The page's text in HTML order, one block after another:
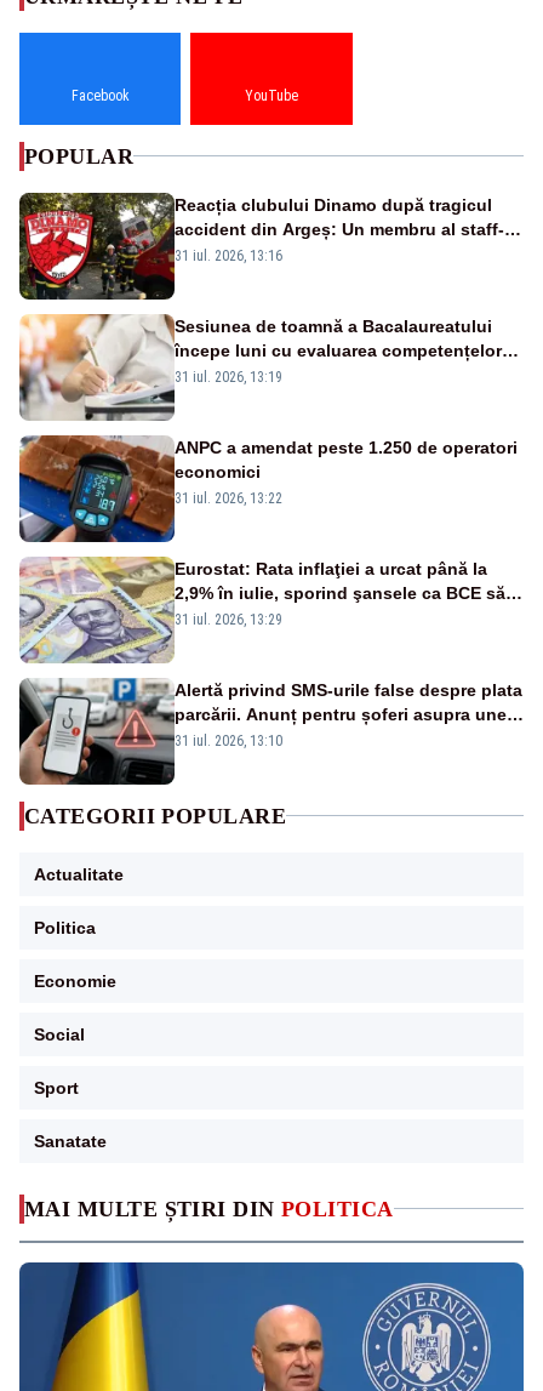
MAI MULTE ȘTIRI DIN POLITICA
Facebook YouTube
POPULAR
Reacția clubului Dinamo după tragicul
accident din Argeș: Un membru al staff-
ului medical a murit, antrenorul Adrian
31 iul. 2026, 13:16
Sesiunea de toamnă a Bacalaureatului
începe luni cu evaluarea competențelor
orale la Limba română
31 iul. 2026, 13:19
ANPC a amendat peste 1.250 de operatori
economici
31 iul. 2026, 13:22
Eurostat: Rata inflaţiei a urcat până la
2,9% în iulie, sporind şansele ca BCE să
majoreze dobânda
31 iul. 2026, 13:29
Alertă privind SMS-urile false despre plata
parcării. Anunț pentru șoferi asupra unei
noi metode de fraudă online
31 iul. 2026, 13:10
CATEGORII POPULARE
Actualitate
Politica
Economie
Social
Sport
Sanatate